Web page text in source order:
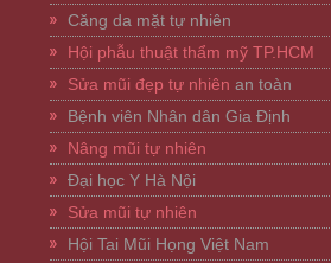
Căng da mặt tự nhiên
Hội phẫu thuật thẩm mỹ TP.HCM
Sửa mũi đẹp tự nhiên an toàn
Bệnh viên Nhân dân Gia Định
Nâng mũi tự nhiên
Đại học Y Hà Nội
Sửa mũi tự nhiên
Hội Tai Mũi Họng Việt Nam